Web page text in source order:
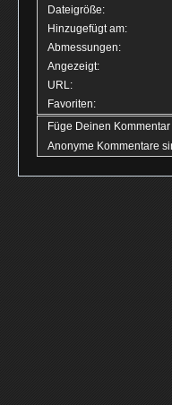
Dateigröße:
Hinzugefügt am:
Abmessungen:
Angezeigt:
URL:
Favoriten:
Füge Deinen
Anonyme Kommentare